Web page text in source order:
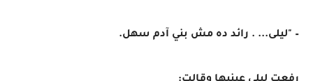
– "ليلى... . رائد ده مش بني آدم سهل.